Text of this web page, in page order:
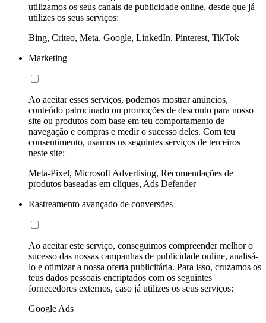
utilizamos os seus canais de publicidade online, desde que já
utilizes os seus serviços:
Bing, Criteo, Meta, Google, LinkedIn, Pinterest, TikTok
Marketing
Ao aceitar esses serviços, podemos mostrar anúncios,
conteúdo patrocinado ou promoções de desconto para nosso
site ou produtos com base em teu comportamento de
navegação e compras e medir o sucesso deles. Com teu
consentimento, usamos os seguintes serviços de terceiros
neste site:
Meta-Pixel, Microsoft Advertising, Recomendações de
produtos baseadas em cliques, Ads Defender
Rastreamento avançado de conversões
Ao aceitar este serviço, conseguimos compreender melhor o
sucesso das nossas campanhas de publicidade online, analisá-
lo e otimizar a nossa oferta publicitária. Para isso, cruzamos os
teus dados pessoais encriptados com os seguintes
fornecedores externos, caso já utilizes os seus serviços:
Google Ads